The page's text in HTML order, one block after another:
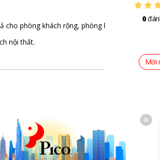
phòng khách rộng, phòng họp, showroom
nội thất.
0
Mới